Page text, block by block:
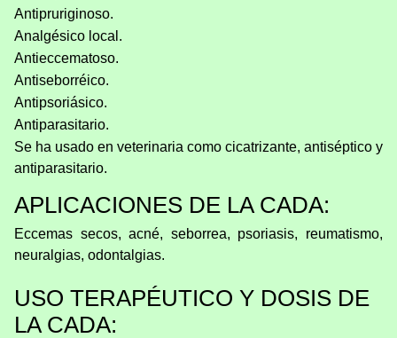
Antipruriginoso.
Analgésico local.
Antieccematoso.
Antiseborréico.
Antipsoriásico.
Antiparasitario.
Se ha usado en veterinaria como cicatrizante, antiséptico y
antiparasitario.
APLICACIONES DE LA CADA:
Eccemas secos, acné, seborrea, psoriasis, reumatismo,
neuralgias, odontalgias.
USO TERAPÉUTICO Y DOSIS DE
LA CADA: